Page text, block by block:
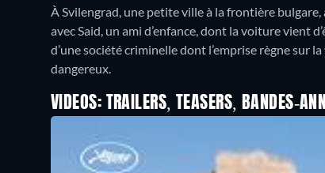
À Svilengrad, une petite ville à la frontière bulgare,
avec Said, un ami d’enfance, dont la voiture vient
d’une société criminelle dont l’emprise règne sur
dangereux.
VIDEOS: TRAILERS, TEASERS, BANDES-